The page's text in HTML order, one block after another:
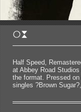
Half Speed,
at Abbey Road
the format. Pressed
singles ?Brown